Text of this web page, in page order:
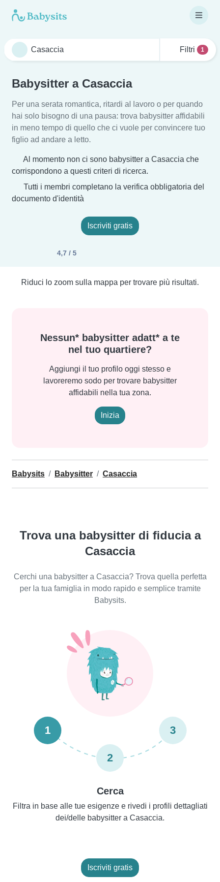
Filtri 1
Babysitter a Casaccia
Per una serata romantica, ritardi al lavoro o per quando
hai solo bisogno di una pausa: trova babysitter affidabili
in meno tempo di quello che ci vuole per convincere tuo
figlio ad andare a letto.
Al momento non ci sono babysitter a Casaccia che
corrispondono a questi criteri di ricerca.
Tutti i membri completano la verifica obbligatoria del
documento d'identità
Iscriviti gratis
4,7 / 5
Riduci lo zoom sulla mappa per trovare più risultati.
Nessun* babysitter adatt* a te
nel tuo quartiere?
Aggiungi il tuo profilo oggi stesso e
lavoreremo sodo per trovare babysitter
affidabili nella tua zona.
Inizia
Babysits Babysitter Casaccia
Trova una babysitter di fiducia a
Casaccia
Cerchi una babysitter a Casaccia? Trova quella perfetta
per la tua famiglia in modo rapido e semplice tramite
Babysits.
1
2
3
Cerca
Filtra in base alle tue esigenze e rivedi i profili dettagliati
dei/delle babysitter a Casaccia.
Iscriviti gratis